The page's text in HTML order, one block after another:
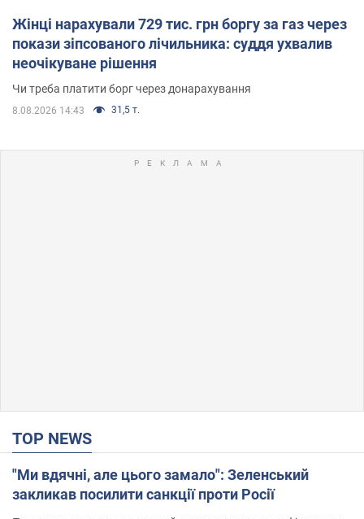
Жінці нарахували 729 тис. грн боргу за газ через
покази зіпсованого лічильника: суддя ухвалив
неочікуване рішення
Чи треба платити борг через донарахування
8.08.2026 14:43 31,5 т.
TOP NEWS
"Ми вдячні, але цього замало": Зеленський
закликав посилити санкції проти Росії